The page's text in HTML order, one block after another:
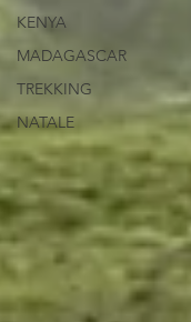
KENYA
MADAGASCAR
TREKKING
NATALE